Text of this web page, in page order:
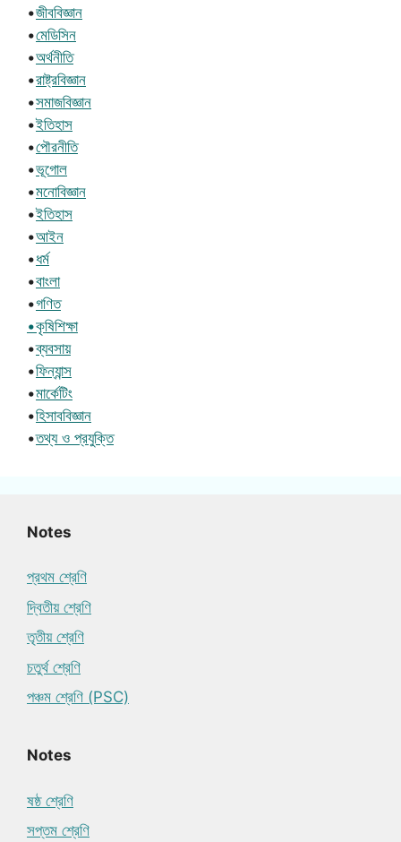
•জীববিজ্ঞান
•মেডিসিন
•অর্থনীতি
•রাষ্ট্রবিজ্ঞান
•সমাজবিজ্ঞান
•ইতিহাস
•পৌরনীতি
•ভূগোল
•মনোবিজ্ঞান
•ইতিহাস
•আইন
•ধর্ম
•বাংলা
•গণিত
•কৃষিশিক্ষা
•ব্যবসায়
•ফিন্যান্স
•মার্কেটিং
•হিসাববিজ্ঞান
•তথ্য ও প্রযুক্তি
Notes
প্রথম শ্রেণি
দ্বিতীয় শ্রেণি
তৃতীয় শ্রেণি
চতুর্থ শ্রেণি
পঞ্চম শ্রেণি (PSC)
Notes
ষষ্ঠ শ্রেণি
সপ্তম শ্রেণি